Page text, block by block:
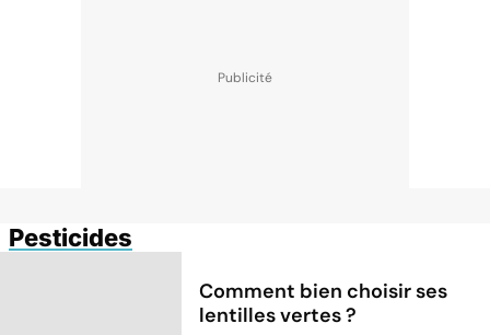
Pesticides
Comment bien choisir ses
lentilles vertes ?